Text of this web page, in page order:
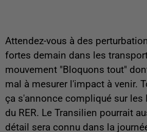
Attendez-vous à des
fortes demain dans les
mouvement "Bloquons tout"
mal à mesurer l'impact à venir.
ça s'annonce compliqué sur les
du RER. Le Transilien pourrait
détail sera connu dans la